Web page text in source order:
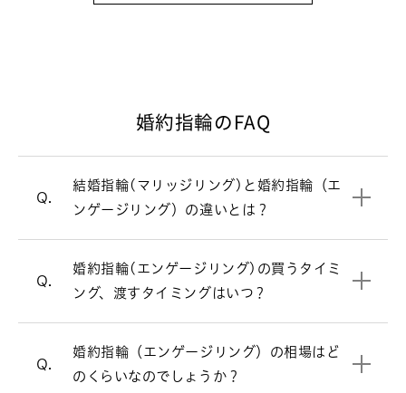
婚約指輪のFAQ
Q.
結婚指輪(マリッジリング)と婚約指輪（エ
ンゲージリング）の違いとは？
を強めるため、ダイヤモンドをあしらっ
結婚指輪（マリッジリング） 一覧はこちら
Q.
婚約指輪(エンゲージリング)の買うタイミ
ング、渡すタイミングはいつ？
婚約指輪（エンゲージリング）のおつく
るため、お渡ししたい日の2～3ヵ月前に
は用意を始めておくと安心です。
プロポーズに指輪は必要？
Q.
婚約指輪（エンゲージリング）の相場はど
のくらいなのでしょうか？
婚約指輪（エンゲージリング）の相場は
て価格が変わります。ご要望に合わせて
ご提案させていただきます。
婚約指輪の相場について詳しく見る
ダイヤモンドの4Cとは、ダイヤモンドの
品質を表す基準となるものです。カット
頭文字をとった用語で「4C」と呼ばれて
います。
とができます。また0.18ct以上のダイヤ
モンドのガードル部分に、メッセージを
A.
が根強く人気ですが、他にも様々なデザ
インがあります。
ストレートラインの婚約指輪を見る